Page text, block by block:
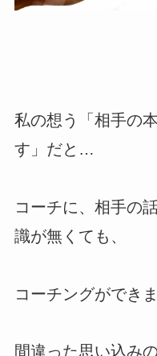
私の想う「相手の
す」だと…
コーチに、相手の
識が無くても、
コーチングができ
間違った思い込み